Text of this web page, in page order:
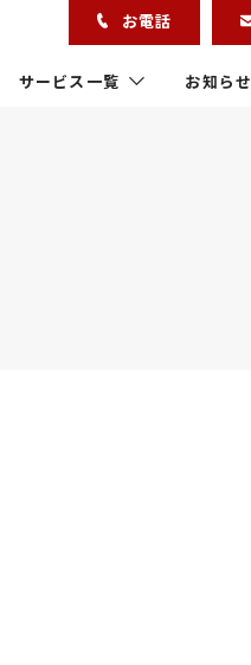
サービス一覧 お知らせ
お電話